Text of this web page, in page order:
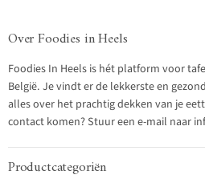
Over Foodies in Heels
Foodies In Heels is hét platform voor
België. Je vindt er de lekkerste en
alles over het prachtig dekken van je
contact komen? Stuur een e-mail naar
Productcategoriën